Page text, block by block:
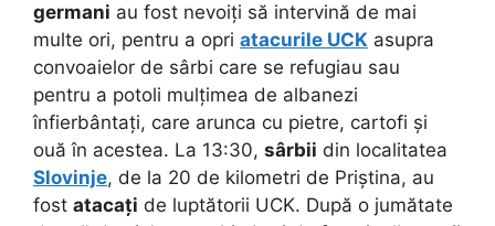
germani au fost nevoiți să intervină de mai
multe ori, pentru a opri atacurile UCK asupra
convoaielor de sârbi care se refugiau sau
pentru a potoli mulțimea de albanezi
înfierbântați, care arunca cu pietre, cartofi și
ouă în acestea. La 13:30, sârbii din localitatea
Slovinje, de la 20 de kilometri de Priștina, au
fost atacați de luptătorii UCK. După o jumătate